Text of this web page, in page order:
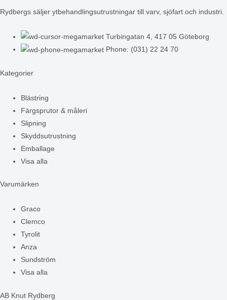
Rydbergs säljer ytbehandlingsutrustningar till varv, sjöfart och industri.
Turbingatan 4, 417 05 Göteborg
Phone: (031) 22 24 70
Kategorier
Blästring
Färgsprutor & måleri
Slipning
Skyddsutrustning
Emballage
Visa alla
Varumärken
Graco
Clemco
Tyrolit
Anza
Sundström
Visa alla
AB Knut Rydberg